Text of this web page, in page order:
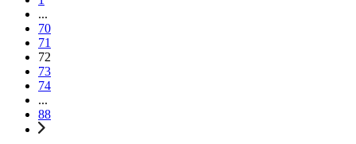
...
70
71
72
73
74
...
88